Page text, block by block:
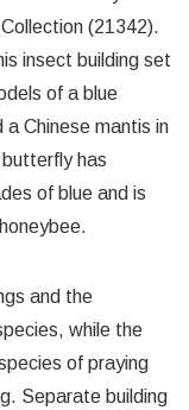
(21342).
insect building set
of a blue
Chinese mantis in
has
of blue and is
and the
while the
of praying
Separate building